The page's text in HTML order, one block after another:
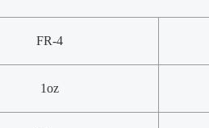
FR-4
1oz